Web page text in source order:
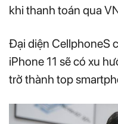
khi thanh toán qua
Đại diện CellphoneS
iPhone 11 sẽ có xu
trở thành top